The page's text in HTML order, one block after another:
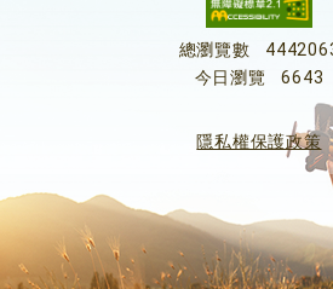
總瀏覽數
今日瀏覽
6643
隱私權保護政策